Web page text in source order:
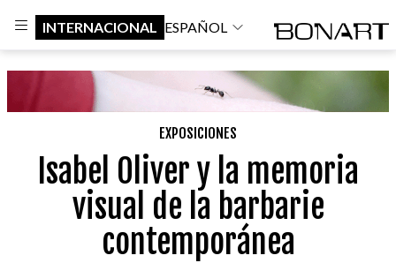
INTERNACIONAL ESPAÑOL
EXPOSICIONES
Isabel Oliver y la memoria
visual de la barbarie
contemporánea